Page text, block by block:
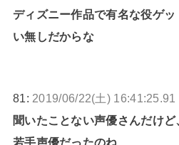
ディズニー作品で有名な役ゲ
い無しだからな
81: 2019/06/22(土) 16:41:25.91
聞いたことない声優さんだけ
若手声優だったのね